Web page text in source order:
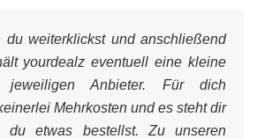
du weiterklickst und anschließend
yourdealz eventuell eine kleine
jeweiligen Anbieter. Für dich
Mehrkosten und es steht dir
etwas bestellst. Zu unseren